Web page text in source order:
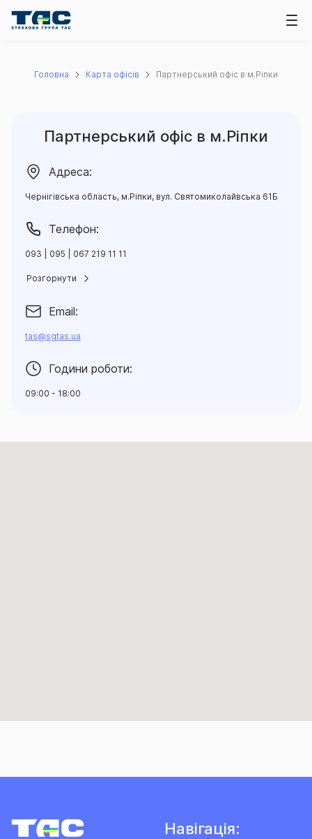
Головна Карта офісів Партнерський офіс в м.Ріпки
Партнерський офіс в м.Ріпки
Адреса:
Чернігівська область, м.Ріпки, вул. Святомиколайвська 61Б
Телефон:
093 | 095 | 067 219 11 11
прямі телефони:
067 461 40 32
Розгорнути
Email:
tas@sgtas.ua
Години роботи:
09:00 - 18:00
Навігація: